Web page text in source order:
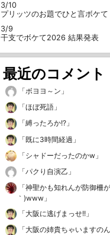
3/10
プリッツのお題でひと言ボケ
3/9
干支でボケて2026 結果発表
最近のコメント
「ボヨヨ～ン 」
「ほぼ死語 」
「縛ったろか!? 」
「既に3時間経過 」
「シャドーだったのかw 」
「パクり自演乙 」
「神聖かも知れんが防御柵
｀)www 」
「大阪に逃げまっせ!! 」
「大阪の姉貴ちゃいますの